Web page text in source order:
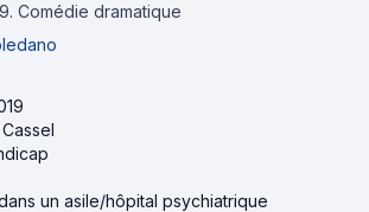
Comédie dramatique
un asile/hôpital psychiatrique